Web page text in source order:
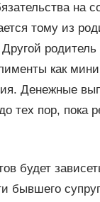
на
тому из
как
Денежные
тех пор, пока
будет
бывшего